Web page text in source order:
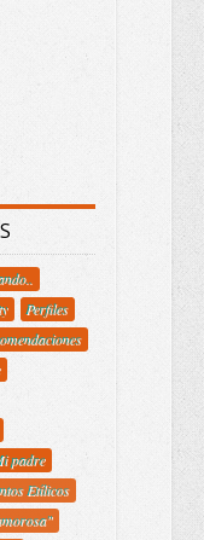
Perfiles
padre
Etílicos